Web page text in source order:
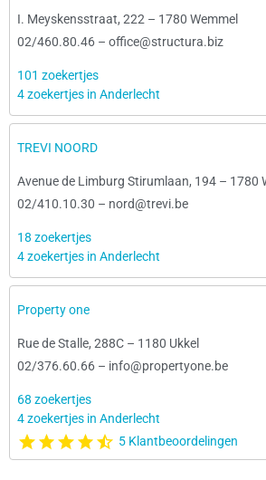
I. Meyskensstraat, 222 – 1780 Wemmel
02/460.80.46 – office@structura.biz
101 zoekertjes
4 zoekertjes in Anderlecht
TREVI NOORD
Avenue de Limburg Stirumlaan, 194 – 1780
02/410.10.30 – nord@trevi.be
18 zoekertjes
4 zoekertjes in Anderlecht
Property one
Rue de Stalle, 288C – 1180 Ukkel
02/376.60.66 – info@propertyone.be
68 zoekertjes
4 zoekertjes in Anderlecht
5 Klantbeoordelingen